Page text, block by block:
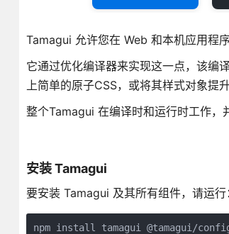
Tamagui 允许您在 Web 和本机应用程
它通过优化编译器来实现这一点，该编
上简单的原子CSS，或将其样式对象提
整个Tamagui 在编译时和运行时工作，
安装 Tamagui
要安装 Tamagui 及其所有组件，请运行
npm install tamagui @tamagui/